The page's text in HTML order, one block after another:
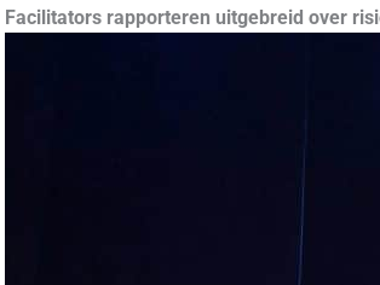
Facilitators rapporteren uitgebreid over